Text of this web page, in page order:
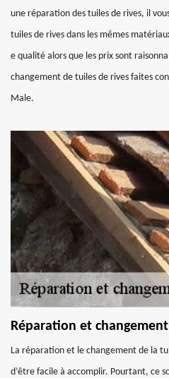
une réparation des tuiles de rives, il
tuiles de rives dans les mêmes
e qualité alors que les prix sont
changement de tuiles de rives faites
Male.
Réparation et
La réparation et le changement de la
d’être facile à accomplir. Pourtant, ce